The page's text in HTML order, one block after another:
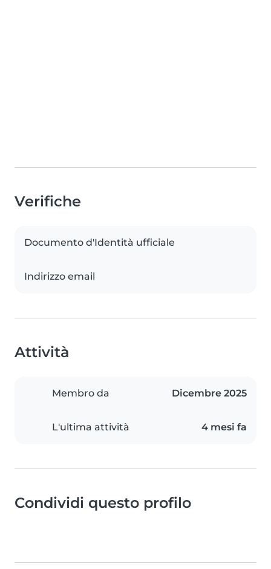
Verifiche
Documento d'Identità ufficiale
Indirizzo email
Attività
Membro da Dicembre 2025
L'ultima attività 4 mesi fa
Condividi questo profilo